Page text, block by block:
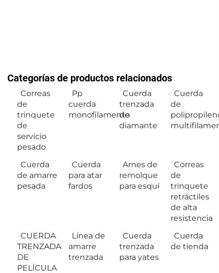
Categorías de productos relacionados
Correas
de
trinquete
de
servicio
pesado
Pp
cuerda
monofilamento
Cuerda
trenzada
de
diamante
Cuerda
de
Cuerda
de amarre
pesada
Cuerda
para atar
fardos
Arnes de
remolque
para esquí
Correas
de
trinquete
retráctiles
de alta
resistencia
CUERDA
TRENZADA
DE
PELÍCULA
Línea de
amarre
trenzada
Cuerda
trenzada
para yates
Cuerda
de tienda